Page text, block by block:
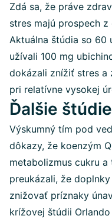
Zdá sa, že práve
stres majú prospech
Aktuálna štúdia so 60
užívali 100 mg
dokázali znížiť stres a
pri relatívne vysokej
Ďalšie
Výskumný tím pod
dôkazy, že koenzým
metabolizmus cukru
preukázali, že
znižovať príznaky
krížovej štúdii